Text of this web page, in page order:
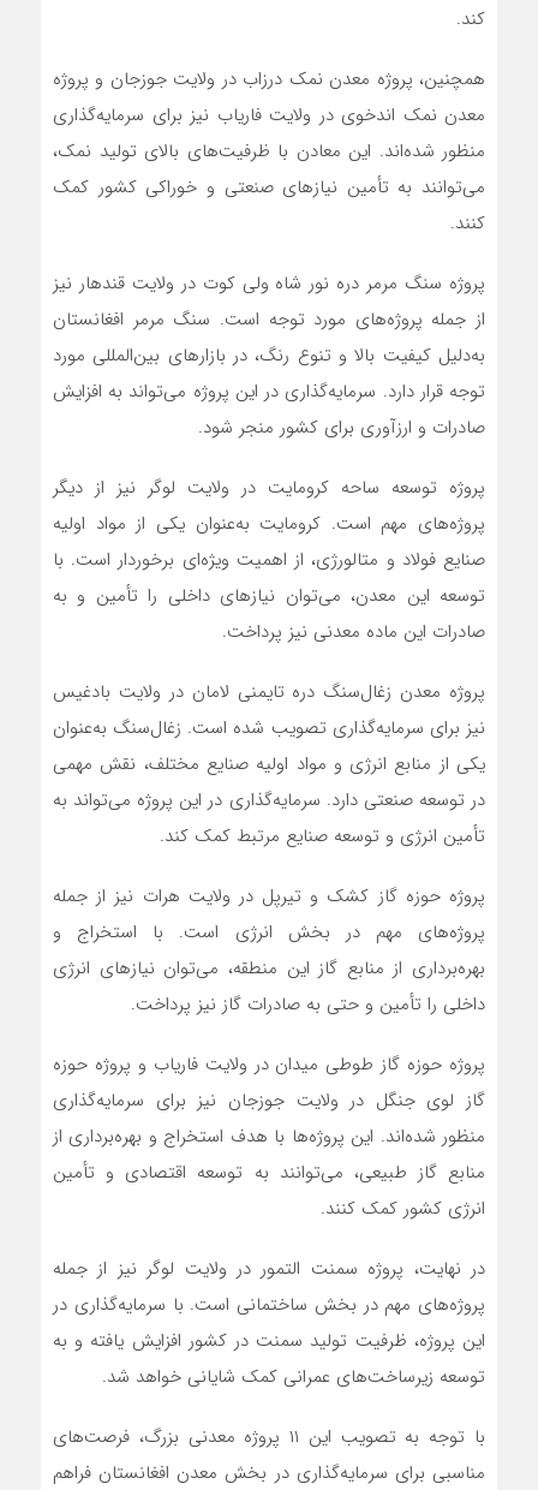
کند.
همچنین، پروژه معدن نمک درزاب در ولایت جوزجان و پروژه
معدن نمک اندخوی در ولایت فاریاب نیز برای سرمایه‌گذاری
منظور شده‌اند. این معادن با ظرفیت‌های بالای تولید نمک،
می‌توانند به تأمین نیازهای صنعتی و خوراکی کشور کمک
کنند.
پروژه سنگ مرمر دره نور شاه ولی کوت در ولایت قندهار نیز
از جمله پروژه‌های مورد توجه است. سنگ مرمر افغانستان
به‌دلیل کیفیت بالا و تنوع رنگ، در بازارهای بین‌المللی مورد
توجه قرار دارد. سرمایه‌گذاری در این پروژه می‌تواند به افزایش
صادرات و ارزآوری برای کشور منجر شود.
پروژه توسعه ساحه کرومایت در ولایت لوگر نیز از دیگر
پروژه‌های مهم است. کرومایت به‌عنوان یکی از مواد اولیه
صنایع فولاد و متالورژی، از اهمیت ویژه‌ای برخوردار است. با
توسعه این معدن، می‌توان نیازهای داخلی را تأمین و به
صادرات این ماده معدنی نیز پرداخت.
پروژه معدن زغال‌سنگ دره تایمنی لامان در ولایت بادغیس
نیز برای سرمایه‌گذاری تصویب شده است. زغال‌سنگ به‌عنوان
یکی از منابع انرژی و مواد اولیه صنایع مختلف، نقش مهمی
در توسعه صنعتی دارد. سرمایه‌گذاری در این پروژه می‌تواند به
تأمین انرژی و توسعه صنایع مرتبط کمک کند.
پروژه حوزه گاز کشک و تیرپل در ولایت هرات نیز از جمله
پروژه‌های مهم در بخش انرژی است. با استخراج و
بهره‌برداری از منابع گاز این منطقه، می‌توان نیازهای انرژی
داخلی را تأمین و حتی به صادرات گاز نیز پرداخت.
پروژه حوزه گاز طوطی میدان در ولایت فاریاب و پروژه حوزه
گاز لوی جنگل در ولایت جوزجان نیز برای سرمایه‌گذاری
منظور شده‌اند. این پروژه‌ها با هدف استخراج و بهره‌برداری از
منابع گاز طبیعی، می‌توانند به توسعه اقتصادی و تأمین
انرژی کشور کمک کنند.
در نهایت، پروژه سمنت التمور در ولایت لوگر نیز از جمله
پروژه‌های مهم در بخش ساختمانی است. با سرمایه‌گذاری در
این پروژه، ظرفیت تولید سمنت در کشور افزایش یافته و به
توسعه زیرساخت‌های عمرانی کمک شایانی خواهد شد.
با توجه به تصویب این ۱۱ پروژه معدنی بزرگ، فرصت‌های
مناسبی برای سرمایه‌گذاری در بخش معدن افغانستان فراهم